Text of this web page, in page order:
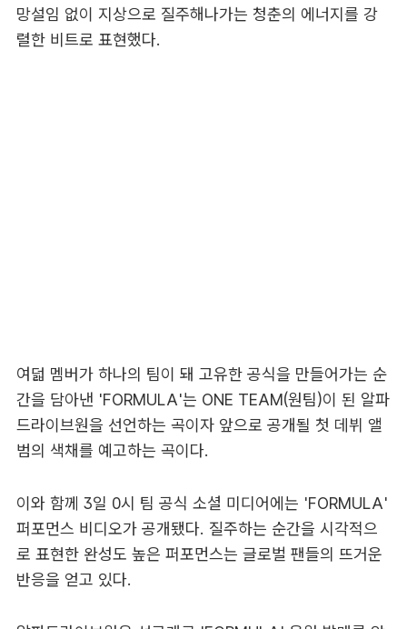
망설임 없이 지상으로 질주해나가는 청춘의 에너지를 강
렬한 비트로 표현했다.
여덟 멤버가 하나의 팀이 돼 고유한 공식을 만들어가는 순
간을 담아낸 'FORMULA'는 ONE TEAM(원팀)이 된 알파
드라이브원을 선언하는 곡이자 앞으로 공개될 첫 데뷔 앨
범의 색채를 예고하는 곡이다.
이와 함께 3일 0시 팀 공식 소셜 미디어에는 'FORMULA'
퍼포먼스 비디오가 공개됐다. 질주하는 순간을 시각적으
로 표현한 완성도 높은 퍼포먼스는 글로벌 팬들의 뜨거운
반응을 얻고 있다.